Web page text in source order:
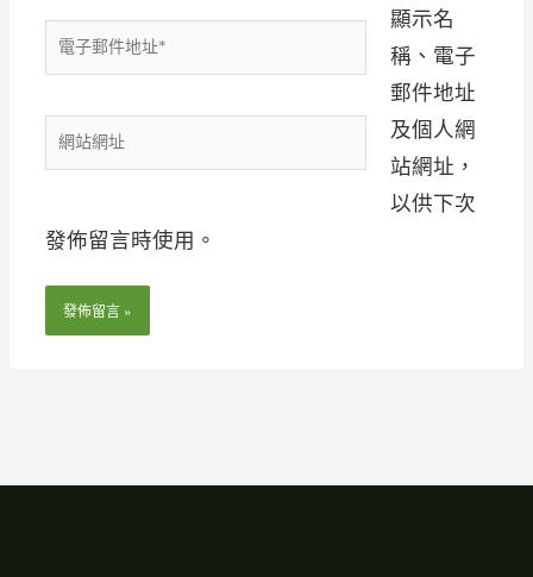
電
子
郵
件
*
網
站
址
顯示名
稱、電子
郵件地址
及個人網
站網址，
以供下次
發佈留言時使用。